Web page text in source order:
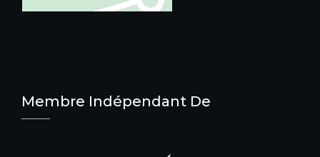
Membre Indépendant De